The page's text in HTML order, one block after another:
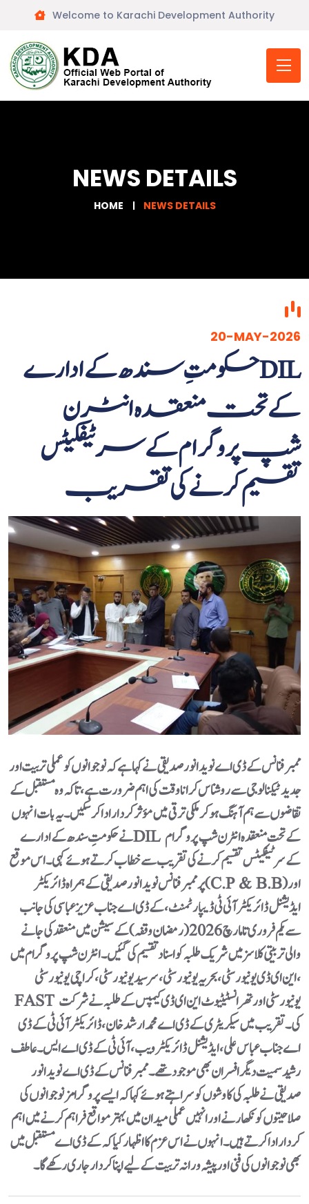
Welcome to Karachi Development Authority
NEWS DETAILS
HOME NEWS DETAILS
20-MAY-2026
حکومتِ سندھ کے ادارے DIL
کے تحت منعقدہ انٹرن
شپ پروگرام کے سرٹیفکیٹس
تقسیم کرنے کی تقریب
ممبر فنانس کے ڈی اے نوید انور صدیقی نے کہا ہے کہ نوجوانوں کو عملی تربیت اور
جدید ٹیکنالوجی سے روشناس کرانا وقت کی اہم ضرورت ہے، تاکہ وہ مستقبل کے
تقاضوں سے ہم آہنگ ہو کر ملکی ترقی میں مؤثر کردار ادا کر سکیں۔یہ بات انہوں
نے حکومتِ سندھ کے ادارے DIL کے تحت منعقدہ انٹرن شپ پروگرام
کے سرٹیفکیٹس تقسیم کرنے کی تقریب سے خطاب کرتے ہوئے کہی۔ اس موقع
پر ممبر فنانس نوید انور صدیقی کے ہمراہ ڈائریکٹر (C.P & B.B) اور
ایڈیشنل ڈائریکٹر آئی ٹی ڈیپارٹمنٹ، کے ڈی اے جناب عزیز عباسی کی جانب
سے یکم فروری تا مارچ 2026 (رمضان وقفہ) کے سیشن میں منعقد کی جانے
والی تربیتی کلاسز میں شریک طلبہ کو اسناد تقسیم کی گئیں۔انٹرن شپ پروگرام میں
این ای ڈی یونیورسٹی، بحریہ یونیورسٹی، سر سید یونیورسٹی، کراچی یونیورسٹی،
FAST یونیورسٹی اور تھر انسٹیٹیوٹ این ای ڈی کیمپس کے طلبہ نے شرکت
کی۔تقریب میں سیکریٹری کے ڈی اے محمد ارشد خان، ڈائریکٹر آئی ٹی کے ڈی
اے جناب عباس علی، ایڈیشنل ڈائریکٹر ویب، آئی ٹی کے ڈی اے ایس۔ عاطف
رشید سمیت دیگر افسران بھی موجود تھے۔ممبر فنانس کے ڈی اے نوید انور
صدیقی نے طلبہ کی کاوشوں کو سراہتے ہوئے کہا کہ ایسے پروگرامز نوجوانوں کی
صلاحیتوں کو نکھارنے اور انہیں عملی میدان میں بہتر مواقع فراہم کرنے میں اہم
کردار ادا کرتے ہیں۔ انہوں نے اس عزم کا اظہار کیا کہ کے ڈی اے مستقبل میں
بھی نوجوانوں کی فنی اور پیشہ ورانہ تربیت کے لیے اپنا کردار جاری رکھے گا۔